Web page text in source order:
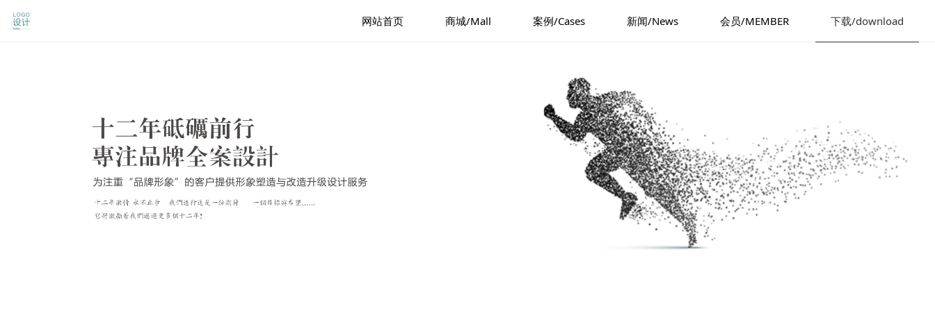
网站首页 商城/Mall 案例/Cases 新闻/News 会员/MEMBER 下载/download